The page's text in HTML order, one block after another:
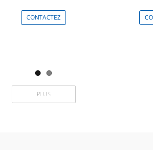
CONTACTEZ
PLUS